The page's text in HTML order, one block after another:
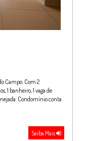
Campo. Com 2
1 banheiro, 1 vaga de
Condomínio conta
Saiba Mais